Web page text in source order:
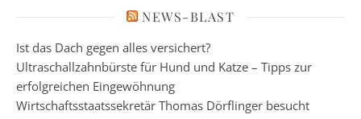
NEWS-BLAST
Ist das Dach gegen alles versichert?
Ultraschallzahnbürste für Hund und Katze – Tipps zur
erfolgreichen Eingewöhnung
Wirtschaftsstaatssekretär Thomas Dörflinger besucht